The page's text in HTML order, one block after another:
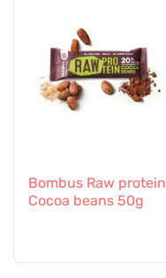
Bombus Raw protein
Cocoa beans 50g